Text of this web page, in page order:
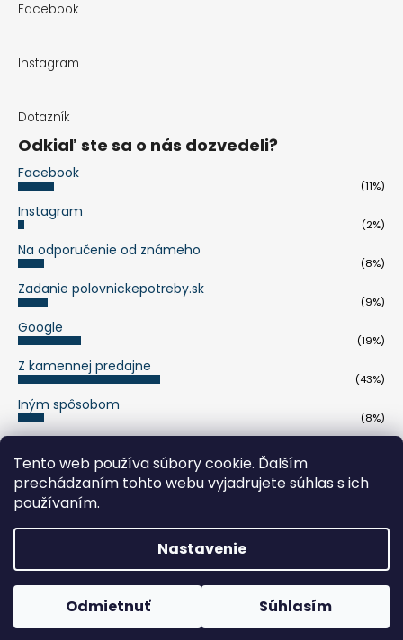
Tento web používa súbory cookie. Ďalším
prechádzaním tohto webu vyjadrujete súhlas s ich
používaním.
Nastavenie
Odmietnuť Súhlasím
Facebook
Instagram
Dotazník
Odkiaľ ste sa o nás dozvedeli?
Facebook
(11%)
Instagram
(2%)
Na odporučenie od známeho
(8%)
Zadanie polovnickepotreby.sk
(9%)
Google
(19%)
Z kamennej predajne
(43%)
Iným spôsobom
(8%)
Počet hlasov:263
Copyright 2026polovnickepotreby.sk. Všetky práva
vyhradené.
Upraviť nastavenie cookies